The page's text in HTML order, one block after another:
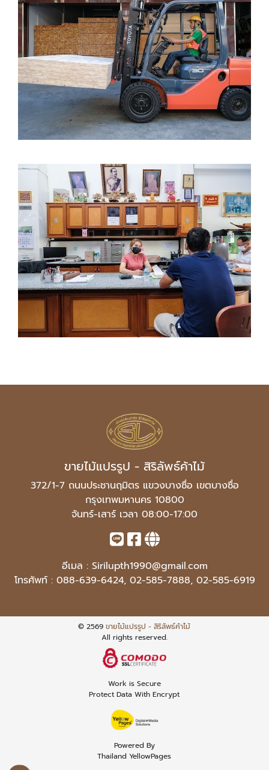
ขายไม้แปรรูป - สิริลัพธ์ค้าไม้
372/1-7 ถนนประชานฤมิตร แขวงบางซื่อ เขตบางซื่อ
กรุงเทพมหานคร 10800
จันทร์-เสาร์ เวลา 08:00-17:00
อีเมล : Sirilupth1990@gmail.com
โทรศัพท์ : 088-639-6424, 02-585-7888, 02-585-6919
© 2569ขายไม้แปรรูป - สิริลัพธ์ค้าไม้
All rights reserved.
Work is Secure
Protect Data With Encrypt
Powered By
Thailand YellowPages